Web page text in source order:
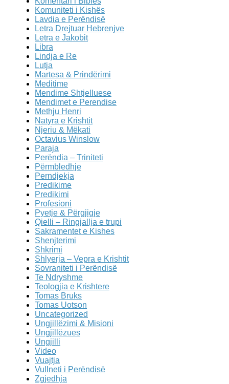
Komuniteti i Kishës
Lavdia e Perëndisë
Letra Drejtuar Hebrenjve
Letra e Jakobit
Libra
Lindja e Re
Lutja
Martesa & Prindërimi
Meditime
Mendime Shtjelluese
Mendimet e Perendise
Methju Henri
Natyra e Krishtit
Njeriu & Mëkati
Octavius Winslow
Paraja
Perëndia – Triniteti
Përmbledhje
Perndjekja
Predikime
Predikimi
Profesioni
Pyetje & Përgjigje
Qielli – Ringjallja e trupi
Sakramentet e Kishes
Shenjterimi
Shkrimi
Shlyerja – Vepra e Krishtit
Sovraniteti i Perëndisë
Te Ndryshme
Teologjia e Krishtere
Tomas Bruks
Tomas Uotson
Uncategorized
Ungjillëzimi & Misioni
Ungjillëzues
Ungjilli
Video
Vuajtja
Vullneti i Perëndisë
Zgjedhja